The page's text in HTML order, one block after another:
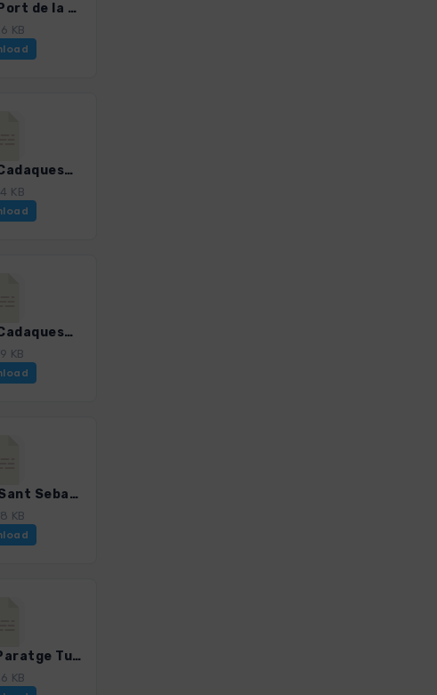
Brava_23_Port de la Selva_Llanca_4328_4.gpx
KB
Brava_25_Cadaques_Cala Tavallera_4328_4.gpx
KB
Brava_27_Cadaques_Puig Ferral_4328_4.gpx
KB
Brava_29_Sant Sebastia_4328_4.gpx
KB
Brava_31_Paratge Tudela_4328_4.gpx
KB